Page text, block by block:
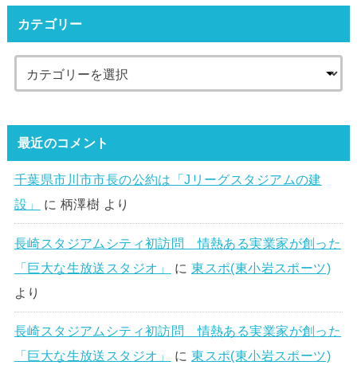
カテゴリー
最近のコメント
千葉県市川市市長の公約は「Jリーグスタジアムの建
設」
に 柄澤樹 より
長崎スタジアムシティ初訪問 情熱ある実業家が創った
「巨大な生放送スタジオ」
に東スポ(東小岩スポーツ)
より
長崎スタジアムシティ初訪問 情熱ある実業家が創った
「巨大な生放送スタジオ」
に東スポ(東小岩スポーツ)